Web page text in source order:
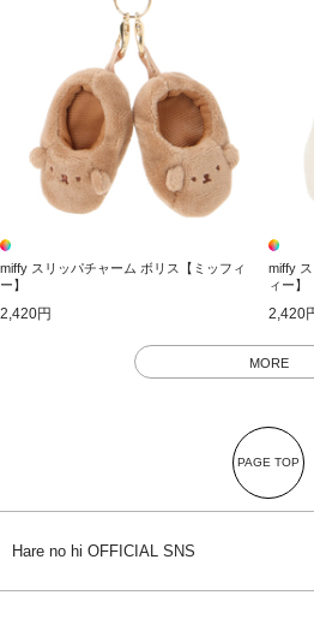
miffy スリッパチャーム ボリス【ミッフィ
ー】
2,420円
miffy
ィー】
2,420
MORE
PAGE TOP
Hare no hi OFFICIAL SNS